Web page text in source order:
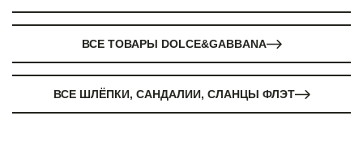
ВСЕ ТОВАРЫ DOLCE&GABBANA
ВСЕ ШЛЁПКИ, САНДАЛИИ, СЛАНЦЫ ФЛЭТ